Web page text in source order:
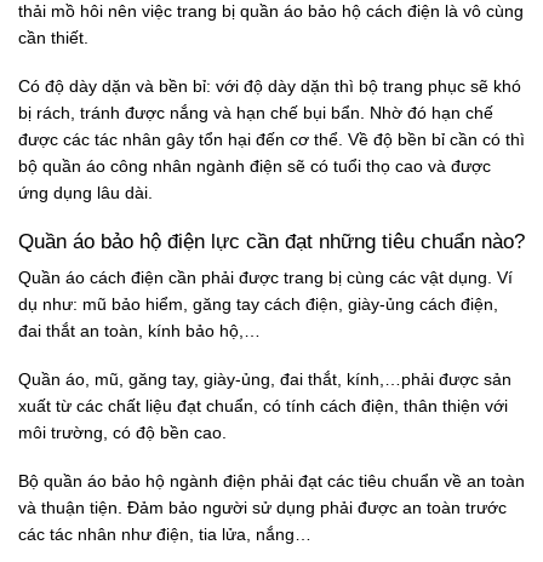
thải mồ hôi nên việc trang bị quần áo bảo hộ cách điện là vô cùng
cần thiết.
Có độ dày dặn và bền bỉ: với độ dày dặn thì bộ trang phục sẽ khó
bị rách, tránh được nắng và hạn chế bụi bẩn. Nhờ đó hạn chế
được các tác nhân gây tổn hại đến cơ thể. Về độ bền bỉ cần có thì
bộ quần áo công nhân ngành điện sẽ có tuổi thọ cao và được
ứng dụng lâu dài.
Quần áo bảo hộ điện lực cần đạt những tiêu chuẩn nào?
Quần áo cách điện cần phải được trang bị cùng các vật dụng. Ví
dụ như: mũ bảo hiểm, găng tay cách điện, giày-ủng cách điện,
đai thắt an toàn, kính bảo hộ,…
Quần áo, mũ, găng tay, giày-ủng, đai thắt, kính,…phải được sản
xuất từ các chất liệu đạt chuẩn, có tính cách điện, thân thiện với
môi trường, có độ bền cao.
Bộ quần áo bảo hộ ngành điện phải đạt các tiêu chuẩn về an toàn
và thuận tiện. Đảm bảo người sử dụng phải được an toàn trước
các tác nhân như điện, tia lửa, nắng…